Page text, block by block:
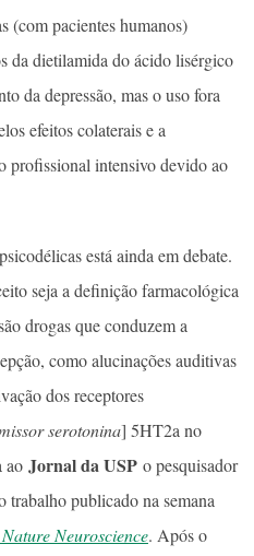
(com pacientes humanos)
da dietilamida do ácido lisérgico
da depressão, mas o uso fora
efeitos colaterais e a
profissional intensivo devido ao
está ainda em debate.
seja a definição farmacológica
drogas que conduzem a
como alucinações auditivas
dos receptores
serotonina] 5HT2a no
ao Jornal da USP o pesquisador
publicado na semana
Nature Neuroscience. Após o